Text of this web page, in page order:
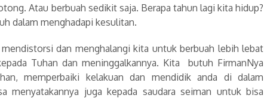
Atau berbuah sedikit saja. Berapa tahun lagi kita hidup?
dalam menghadapi kesulitan.
dan menghalangi kita untuk berbuah lebih lebat
Tuhan dan meninggalkannya. Kita butuh FirmanNya
memperbaiki kelakuan dan mendidik anda di dalam
menyatakannya juga kepada saudara seiman untuk bisa